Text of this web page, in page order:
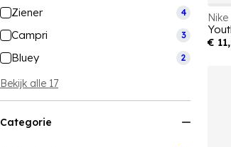
Ziener 4
Campri 3
Bluey 2
Bekijk alle 17
Categorie
Nike
€